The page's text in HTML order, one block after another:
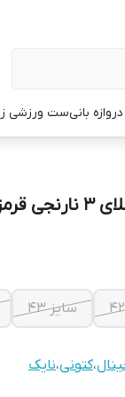
بانیست ورزشی
۴۱ تا ۴۵
سایز ۴۳
،کتونی،نایک